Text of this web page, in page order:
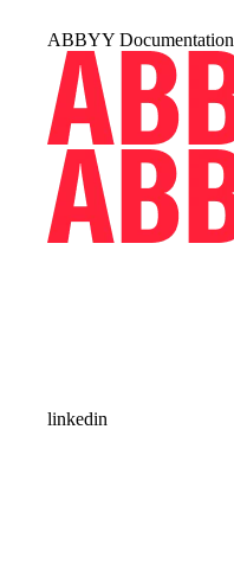
ABBYY Documentation
linkedin